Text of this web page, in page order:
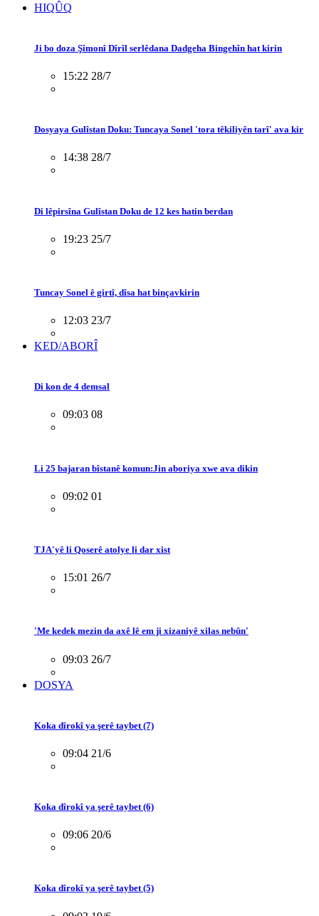
HIQÛQ
Ji bo doza Şîmonî Dîrîl serlêdana Dadgeha Bingehîn hat kirin
15:22 28/7
Dosyaya Gulîstan Doku: Tuncaya Sonel 'tora têkiliyên tarî' ava kir
14:38 28/7
Di lêpirsîna Gulîstan Doku de 12 kes hatin berdan
19:23 25/7
Tuncay Sonel ê girtî, dîsa hat binçavkirin
12:03 23/7
KED/ABORÎ
Di kon de 4 demsal
09:03 08
Li 25 bajaran bîstanê komun:Jin aboriya xwe ava dikin
09:02 01
TJA'yê li Qoserê atolye li dar xist
15:01 26/7
'Me kedek mezin da axê lê em ji xizaniyê xilas nebûn'
09:03 26/7
DOSYA
Koka dîrokî ya şerê taybet (7)
09:04 21/6
Koka dîrokî ya şerê taybet (6)
09:06 20/6
Koka dîrokî ya şerê taybet (5)